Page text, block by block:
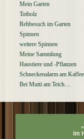
Mein Garten
Totholz
Rehbesuch im Garten
Spinnen
weitere Spinnen
Meine Sammlung
Haustiere und -Pflanzen
Schneckenalarm am
Bei Mutti am Teich....
„
im